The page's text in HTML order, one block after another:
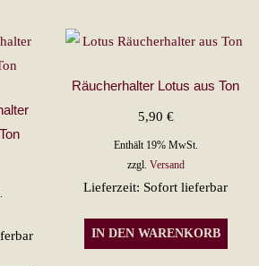
Räucherhalter Lotus aus Ton
5,90 €
Enthält 19% MwSt.
zzgl. Versand
Lieferzeit: Sofort lieferbar
IN DEN WARENKORB